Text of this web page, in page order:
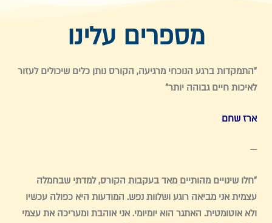
מספרים עלינו
"התמקדות ברגע הנוכחי מרגיעה, הקורס נותן כלים שיכולים לעזור
לאיכות חיים גבוהה יותר"
ארז שחם
—
"חלו שינויים מהותיים מאד בעקבות הקורס, למדתי שבחמלה
עצמית אני מביאה רוגע ושלוות נפש. המודעות היא כפולה עכשיו
ולא אוטומטית. האתגר הוא יומיומי. אני אוהבת ומעריכה את עצמי